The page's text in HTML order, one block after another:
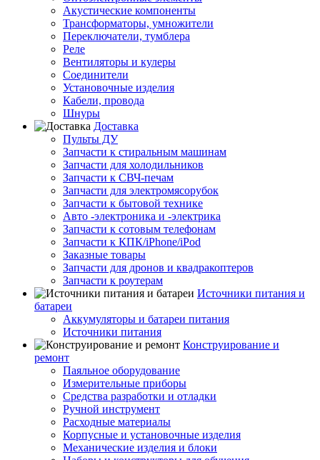
Акустические компоненты
Трансформаторы, умножители
Переключатели, тумблера
Реле
Вентиляторы и кулеры
Соединители
Установочные изделия
Кабели, провода
Шнуры
Доставка
Пульты ДУ
Запчасти к стиральным машинам
Запчасти для холодильников
Запчасти к СВЧ-печам
Запчасти для электромясорубок
Запчасти к бытовой технике
Авто -электроника и -электрика
Запчасти к сотовым телефонам
Запчасти к КПК/iPhone/iPod
Заказные товары
Запчасти для дронов и квадракоптеров
Запчасти к роутерам
Источники питания и
батареи
Аккумуляторы и батареи питания
Источники питания
Конструирование и
ремонт
Паяльное оборудование
Измерительные приборы
Средства разработки и отладки
Ручной инструмент
Расходные материалы
Корпусные и установочные изделия
Механические изделия и блоки